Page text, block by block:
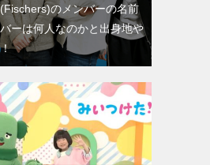
のメンバーの名前
ーは何人なのかと出身地や